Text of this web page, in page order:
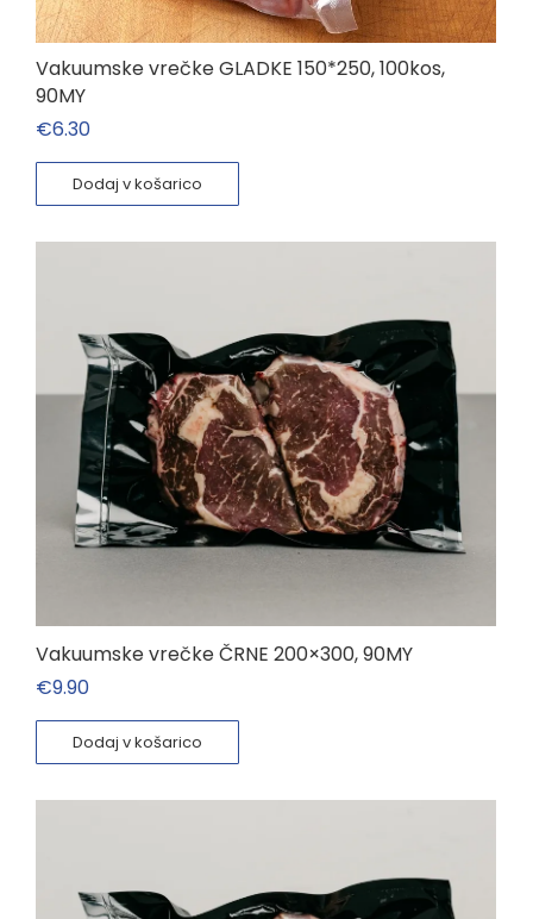
Vakuumske vrečke GLADKE 150*250, 100kos,
90MY
€6.30
Dodaj v košarico
Vakuumske vrečke ČRNE 200×300, 90MY
€9.90
Dodaj v košarico